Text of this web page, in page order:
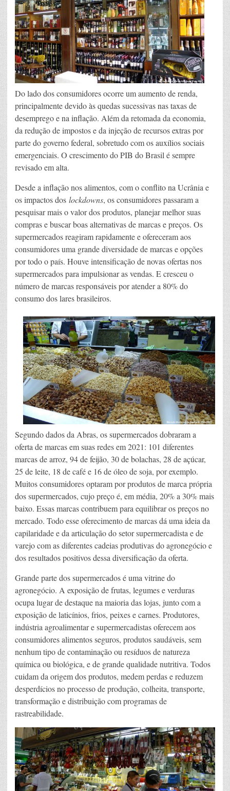
Do lado dos consumidores ocorre um aumento de renda,
principalmente devido às quedas sucessivas nas taxas de
desemprego e na inflação. Além da retomada da economia,
da redução de impostos e da injeção de recursos extras por
parte do governo federal, sobretudo com os auxílios sociais
emergenciais. O crescimento do PIB do Brasil é sempre
revisado em alta.
Desde a inflação nos alimentos, com o conflito na Ucrânia e
os impactos dos lockdowns, os consumidores passaram a
pesquisar mais o valor dos produtos, planejar melhor suas
compras e buscar boas alternativas de marcas e preços. Os
supermercados reagiram rapidamente e ofereceram aos
consumidores uma grande diversidade de marcas e opções
por todo o país. Houve intensificação de novas ofertas nos
supermercados para impulsionar as vendas. E cresceu o
número de marcas responsáveis por atender a 80% do
consumo dos lares brasileiros.
Segundo dados da Abras, os supermercados dobraram a
oferta de marcas em suas redes em 2021: 101 diferentes
marcas de arroz, 94 de feijão, 30 de bolachas, 28 de açúcar,
25 de leite, 18 de café e 16 de óleo de soja, por exemplo.
Muitos consumidores optaram por produtos de marca própria
dos supermercados, cujo preço é, em média, 20% a 30% mais
baixo. Essas marcas contribuem para equilibrar os preços no
mercado. Todo esse oferecimento de marcas dá uma ideia da
capilaridade e da articulação do setor supermercadista e de
varejo com as diferentes cadeias produtivas do agronegócio e
dos resultados positivos dessa diversificação da oferta.
Grande parte dos supermercados é uma vitrine do
agronegócio. A exposição de frutas, legumes e verduras
ocupa lugar de destaque na maioria das lojas, junto com a
exposição de laticínios, frios, peixes e carnes. Produtores,
indústria agroalimentar e supermercadistas oferecem aos
consumidores alimentos seguros, produtos saudáveis, sem
nenhum tipo de contaminação ou resíduos de natureza
química ou biológica, e de grande qualidade nutritiva. Todos
cuidam da origem dos produtos, medem perdas e reduzem
desperdícios no processo de produção, colheita, transporte,
transformação e distribuição com programas de
rastreabilidade.